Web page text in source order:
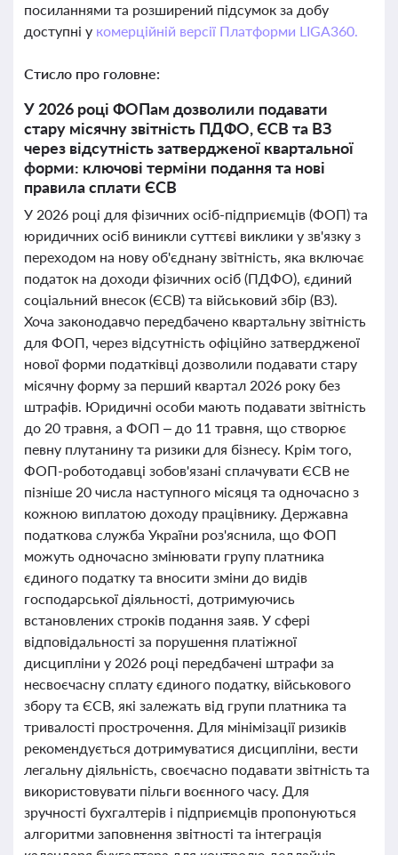
посиланнями та розширений підсумок за добу
доступні у комерційній версії Платформи LIGA360.
Стисло про головне:
У 2026 році ФОПам дозволили подавати
стару місячну звітність ПДФО, ЄСВ та ВЗ
через відсутність затвердженої квартальної
форми: ключові терміни подання та нові
правила сплати ЄСВ
У 2026 році для фізичних осіб-підприємців (ФОП) та
юридичних осіб виникли суттєві виклики у зв'язку з
переходом на нову об'єднану звітність, яка включає
податок на доходи фізичних осіб (ПДФО), єдиний
соціальний внесок (ЄСВ) та військовий збір (ВЗ).
Хоча законодавчо передбачено квартальну звітність
для ФОП, через відсутність офіційно затвердженої
нової форми податківці дозволили подавати стару
місячну форму за перший квартал 2026 року без
штрафів. Юридичні особи мають подавати звітність
до 20 травня, а ФОП – до 11 травня, що створює
певну плутанину та ризики для бізнесу. Крім того,
ФОП-роботодавці зобов'язані сплачувати ЄСВ не
пізніше 20 числа наступного місяця та одночасно з
кожною виплатою доходу працівнику. Державна
податкова служба України роз'яснила, що ФОП
можуть одночасно змінювати групу платника
єдиного податку та вносити зміни до видів
господарської діяльності, дотримуючись
встановлених строків подання заяв. У сфері
відповідальності за порушення платіжної
дисципліни у 2026 році передбачені штрафи за
несвоєчасну сплату єдиного податку, військового
збору та ЄСВ, які залежать від групи платника та
тривалості прострочення. Для мінімізації ризиків
рекомендується дотримуватися дисципліни, вести
легальну діяльність, своєчасно подавати звітність та
використовувати пільги воєнного часу. Для
зручності бухгалтерів і підприємців пропонуються
алгоритми заповнення звітності та інтеграція